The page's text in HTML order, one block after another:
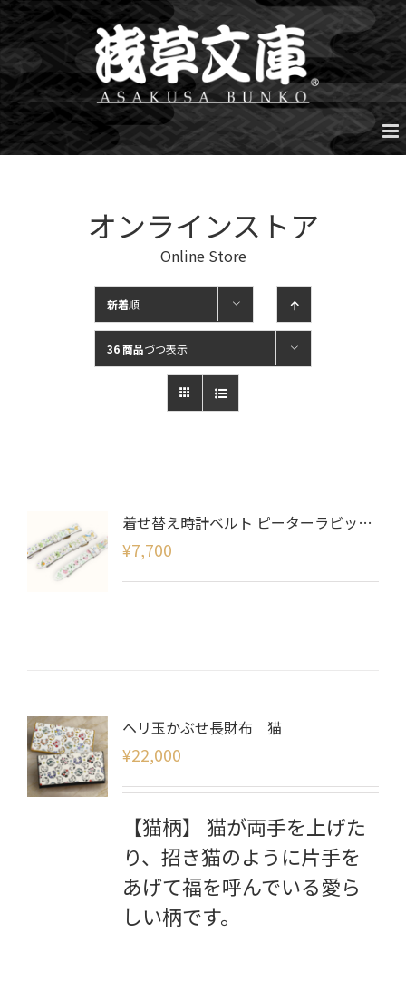
Skip
to
content
オンラインストア
Online Store
新着順
36 商品づつ表示
着せ替え時計ベルト ピーターラビット柄(ベルトのみ)
¥7,700
ヘリ玉かぶせ長財布 猫
¥22,000
【猫柄】 猫が両手を上げた
り、招き猫のように片手を
あげて福を呼んでいる愛ら
しい柄です。